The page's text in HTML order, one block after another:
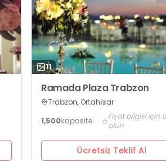
11
Ramada Plaza Trabzon
Trabzon, Ortahisar
1,500kapasite
Fiyat bilgisi için
olun
Ücretsiz Teklif Al